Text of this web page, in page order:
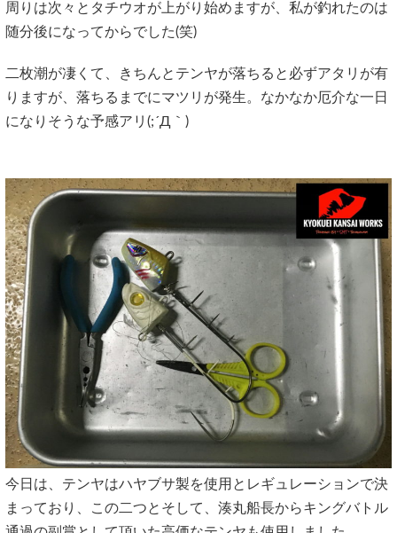
周りは次々とタチウオが上がり始めますが、私が釣れたのは
随分後になってからでした(笑)
二枚潮が凄くて、きちんとテンヤが落ちると必ずアタリが有
りますが、落ちるまでにマツリが発生。なかなか厄介な一日
になりそうな予感アリ(;´Д｀)
今日は、テンヤはハヤブサ製を使用とレギュレーションで決
まっており、この二つとそして、湊丸船長からキングバトル